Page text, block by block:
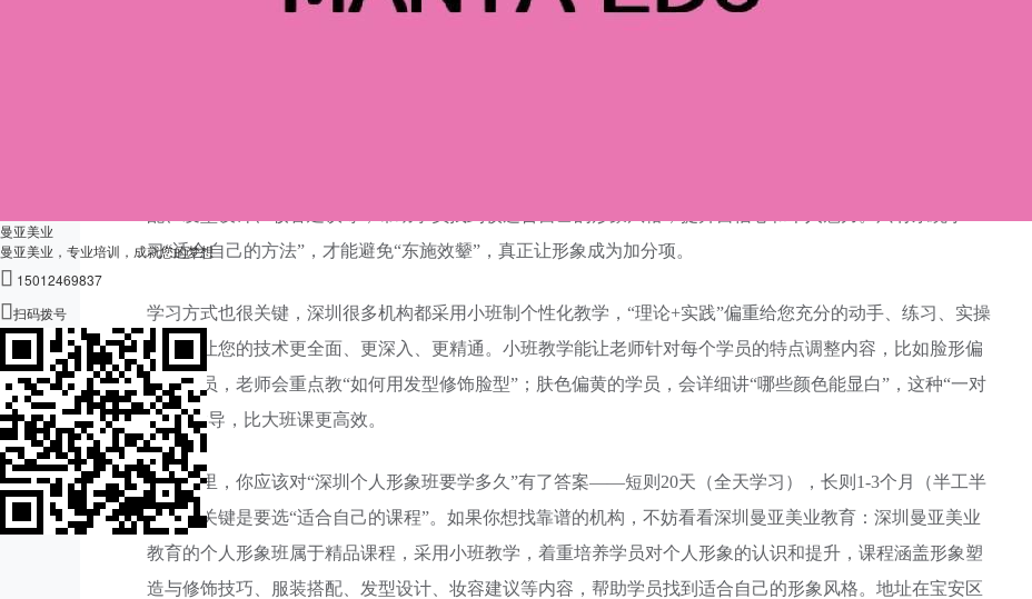
曼亚美业
曼亚美业，专业培训，成就您的梦想
 15012469837
扫码拨号
风格和特点。学员将学习如何根据不同场合和角色来选择适合的服饰打扮，并了解不同颜色、款式和材质的
习“适合自己的方法”，才能避免“东施效颦”，真正让形象成为加分项。
学习方式也很关键，深圳很多机构都采用小班制个性化教学，“理论+实践”偏重给您充分的动手、练习、实操
机会，让您的技术更全面、更深入、更精通。小班教学能让老师针对每个学员的特点调整内容，比如脸形偏
圆的学员，老师会重点教“如何用发型修饰脸型”；肤色偏黄的学员，会详细讲“哪些颜色能显白”，这种“一对
一”的指导，比大班课更高效。
看到这里，你应该对“深圳个人形象班要学多久”有了答案——短则20天（全天学习），长则1-3个月（半工半
读），关键是要选“适合自己的课程”。如果你想找靠谱的机构，不妨看看深圳曼亚美业教育：深圳曼亚美业
教育的个人形象班属于精品课程，采用小班教学，着重培养学员对个人形象的认识和提升，课程涵盖形象塑
造与修饰技巧、服装搭配、发型设计、妆容建议等内容，帮助学员找到适合自己的形象风格。地址在宝安区